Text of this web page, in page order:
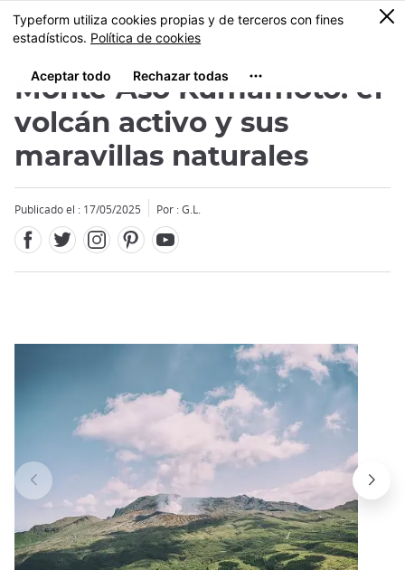
Tamaño
MENU
0
Monte Aso Kumamoto: el
volcán activo y sus
maravillas naturales
Publicado el : 17/05/2025 Por : G.L.
Close